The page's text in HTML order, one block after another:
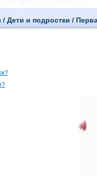
/ Дети и подростки /